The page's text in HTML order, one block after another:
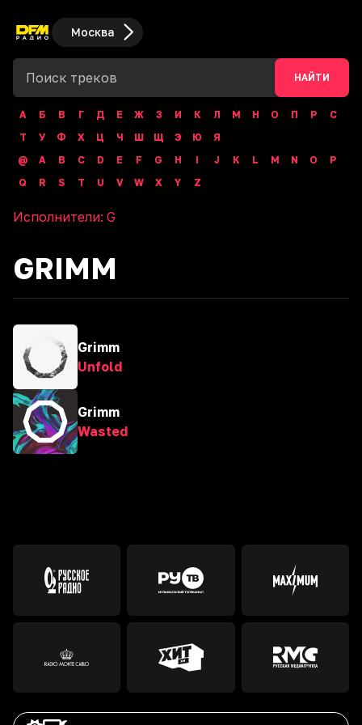
Москва
НАЙТИ
А Б В Г Д Е Ж З И К Л М Н О П Р
С
Т
У Ф Х Ц Ч Ш Щ Э Ю
Я
@
A B C D E F G H I J K L M N O
P
Q
R S T U V W X Y Z
Исполнители: G
GRIMM
Grimm
Unfold
Grimm
Wasted